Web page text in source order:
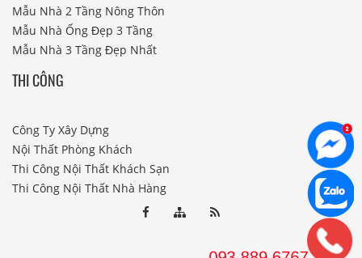
Mẫu Nhà 2 Tầng Nông Thôn
Mẫu Nhà Ống Đẹp 3 Tầng
Mẫu Nhà 3 Tầng Đẹp Nhất
THI CÔNG
Công Ty Xây Dựng
Nội Thất Phòng Khách
Thi Công Nội Thất Khách Sạn
Thi Công Nội Thất Nhà Hàng